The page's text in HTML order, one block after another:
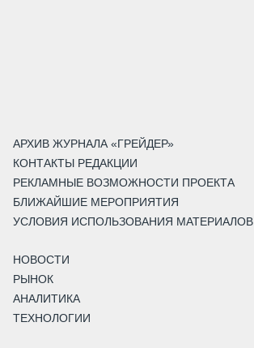
АРХИВ ЖУРНАЛА «ГРЕЙДЕР»
КОНТАКТЫ РЕДАКЦИИ
РЕКЛАМНЫЕ ВОЗМОЖНОСТИ ПРОЕКТА
БЛИЖАЙШИЕ МЕРОПРИЯТИЯ
УСЛОВИЯ ИСПОЛЬЗОВАНИЯ МАТЕРИАЛОВ
НОВОСТИ
РЫНОК
АНАЛИТИКА
ТЕХНОЛОГИИ